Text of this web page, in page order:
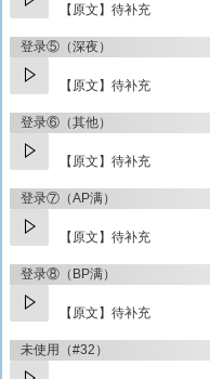
【原文】待补充
登录⑤（深夜）
【原文】待补充
登录⑥（其他）
【原文】待补充
登录⑦（AP满）
【原文】待补充
登录⑧（BP满）
【原文】待补充
未使用（#32）